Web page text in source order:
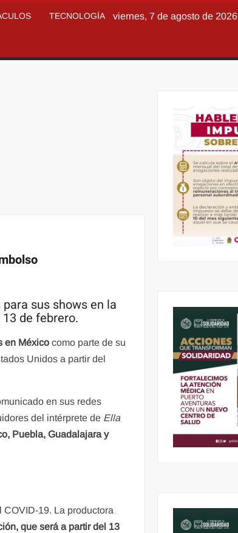
TECNOLOGÍA viernes, 7 de agosto de 2026
sus shows en la
de febrero.
en México como parte de su
Unidos a partir del
en sus redes
del intérprete de Ella
Puebla, Guadalajara y
19. La productora
que será a partir del 13